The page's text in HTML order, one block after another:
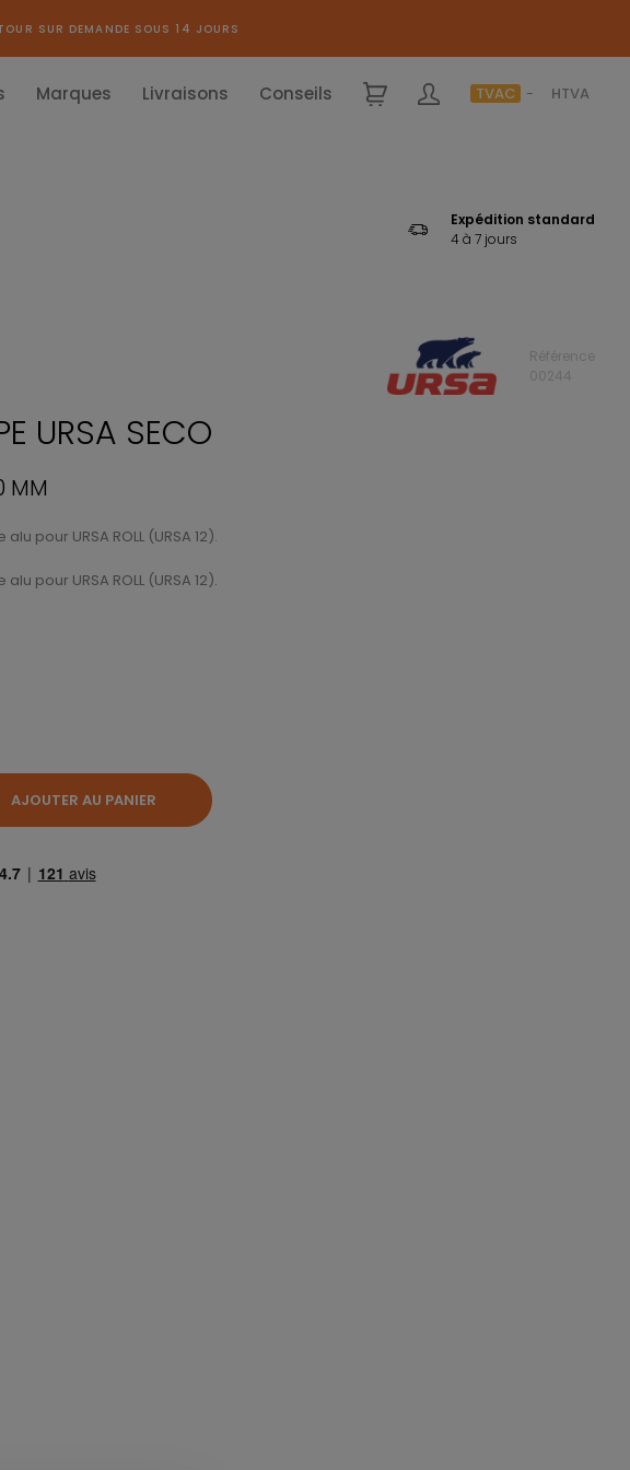
SUR DEMANDE SOUS 14 JOURS
Marques Livraisons Conseils TVAC HTVA
Expédition standard
4 à 7 jours
Référence
00244
URSA SECO
MM
pour URSA ROLL (URSA 12).
pour URSA ROLL (URSA 12).
AJOUTER AU PANIER